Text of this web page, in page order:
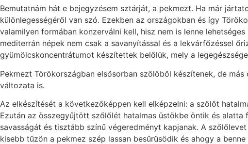
Bemutatnám hát e bejegyzésem sztárját, a pekmezt. Ha már
különlegességéről van szó. Ezekben az országokban és így
valamilyen formában konzerválni kell, hisz nem is lenne
mediterrán népek nem csak a savanyítással és a lekvárfőzéssel
gyümölcskoncentrátumot készítettek belőlük, mely a
Pekmezt Törökországban elsősorban szőlőből készítenek, de
változata is.
Az elkészítését a következőképpen kell elképzelni: a szőlőt
Ezután az összegyűjtött szőlőlét hatalmas üstökbe öntik és
savasságát és tisztább színű végeredményt kapjanak. A
kisebb tűzön a pekmez szép lassan besűrűsödik és ahogy a